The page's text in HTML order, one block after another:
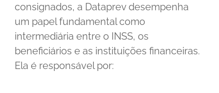
consignados, a Dataprev desempenha
um papel fundamental como
intermediária entre o INSS, os
beneficiários e as instituições financeiras.
Ela é responsável por: